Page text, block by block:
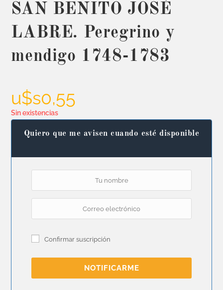
SAN BENITO JOSÉ
LABRE. Peregrino y
mendigo 1748-1783
u$s0,55
Sin existencias
Quiero que me avisen cuando esté disponible
Confirmar suscripción
NOTIFICARME